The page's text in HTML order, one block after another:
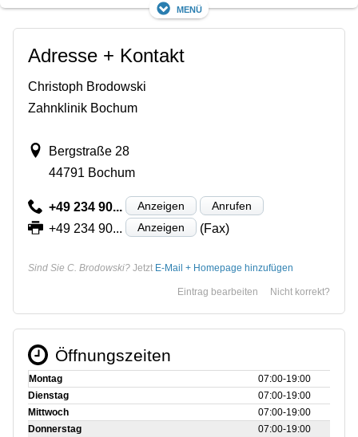
Menü
Adresse + Kontakt
Christoph Brodowski
Zahnklinik Bochum
Bergstraße 28
44791 Bochum
+49 234 90... Anzeigen Anrufen
+49 234 90... Anzeigen (Fax)
Sind Sie C. Brodowski? Jetzt E-Mail + Homepage hinzufügen
Nicht korrekt?
Eintrag bearbeiten
Öffnungszeiten
Montag
07:00‑19:00
Dienstag
07:00‑19:00
Mittwoch
07:00‑19:00
Donnerstag
07:00‑19:00